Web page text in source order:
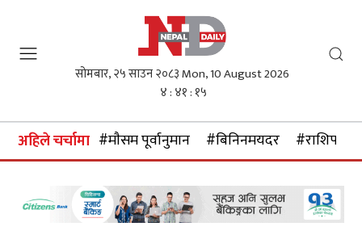
सोमबार, २५ साउन २०८३Mon, 10 August 2026
४ : ४१ : १६
अहिले चर्चामा #माैसम पूर्वानुमान #बिनिनमयदर #राशिफल